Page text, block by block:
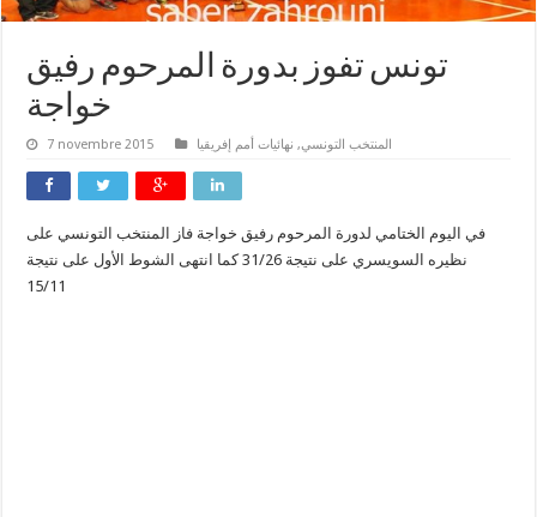
تونس تفوز بدورة المرحوم رفيق
خواجة
7 novembre 2015 المنتخب التونسي, نهائيات أمم إفريقيا
في اليوم الختامي لدورة المرحوم رفيق خواجة فاز المنتخب التونسي على
نظيره السويسري على نتيجة 31/26 كما انتهى الشوط الأول على نتيجة
15/11